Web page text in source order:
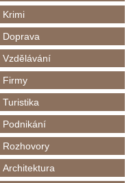
Krimi
Doprava
Vzdělávání
Firmy
Turistika
Podnikání
Rozhovory
Architektura